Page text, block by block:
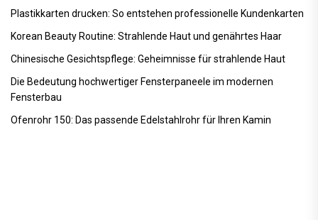
Plastikkarten drucken: So entstehen professionelle Kundenkarten
Korean Beauty Routine: Strahlende Haut und genährtes Haar
Chinesische Gesichtspflege: Geheimnisse für strahlende Haut
Die Bedeutung hochwertiger Fensterpaneele im modernen
Fensterbau
Ofenrohr 150: Das passende Edelstahlrohr für Ihren Kamin